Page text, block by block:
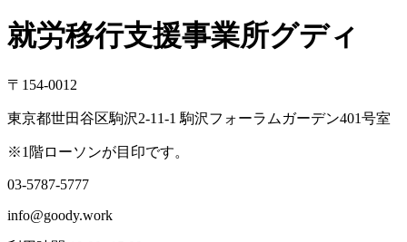
就労移行支援事業所グディ
〒154-0012
東京都世田谷区駒沢2-11-1 駒沢フォーラムガーデン401号室
※1階ローソンが目印です。
03-5787-5777
info@goody.work